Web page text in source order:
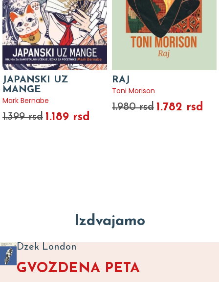
JAPANSKI UZ
MANGE
Mark Bernabe
1.399 rsd 1.189 rsd
RAJ
Toni Morison
1.980 rsd 1.782 rsd
Izdvajamo
Dzek London
GVOZDENA PETA